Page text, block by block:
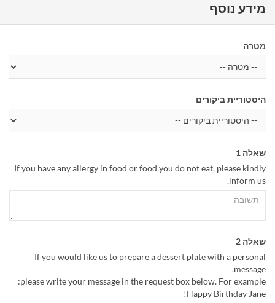
מידע נוסף
מטרה
היסטוריית ביקורים
שאלה 1
If you have any allergy in food or food you do not eat, please kindly
inform us.
שאלה 2
If you would like us to prepare a dessert plate with a personal
message,
please write your message in the request box below. For example:
Happy Birthday Jane!